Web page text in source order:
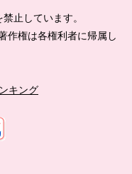
止しています。
作権は各権利者に帰属し